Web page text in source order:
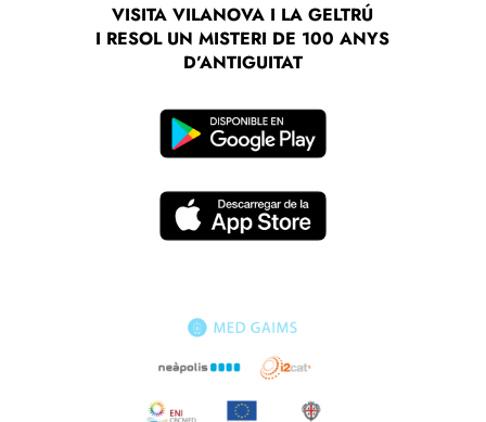
VISITA VILANOVA I LA GELTRÚ
I RESOL UN MISTERI DE 100 ANYS
D’ANTIGUITAT